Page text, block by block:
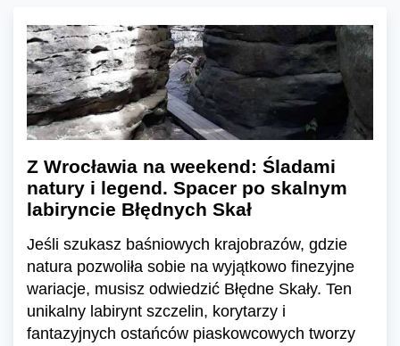
Z Wrocławia na weekend: Śladami
natury i legend. Spacer po skalnym
labiryncie Błędnych Skał
Jeśli szukasz baśniowych krajobrazów, gdzie
natura pozwoliła sobie na wyjątkowo finezyjne
wariacje, musisz odwiedzić Błędne Skały. Ten
unikalny labirynt szczelin, korytarzy i
fantazyjnych ostańców piaskowcowych tworzy